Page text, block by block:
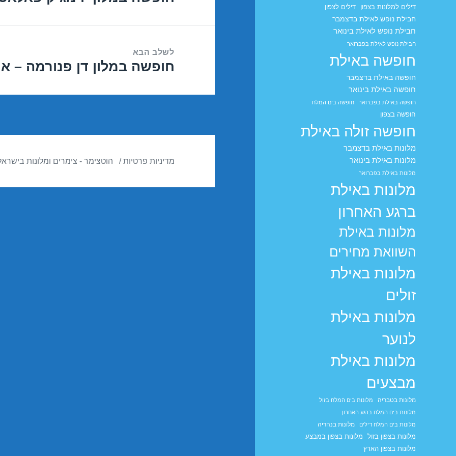
דילים למלונות בצפון דילים לצפון
חבילת נופש לאילת בדצמבר
חבילת נופש לאילת בינואר
חבילת נופש לאילת בפברואר
חופשה באילת
חופשה באילת בדצמבר
חופשה באילת בינואר
חופשה באילת בפברואר חופשה בים המלח
חופשה בצפון
חופשה זולה באילת
מלונות באילת בדצמבר
מלונות באילת בינואר
מלונות באילת בפברואר
מלונות באילת
ברגע האחרון
מלונות באילת
השוואת מחירים
מלונות באילת
זולים
מלונות באילת
לנוער
מלונות באילת
מבצעים
מלונות בטבריה
מלונות בים המלח בזול
מלונות בים המלח ברגע האחרון
מלונות בים המלח דילים
מלונות בנהריה
מלונות בצפון בזול
מלונות בצפון במבצע
מלונות בצפון הארץ
לשלב הבא
הפוסט
חופשה במלון דן פנורמה – אילת 23/
מדיניות פרטיות הוטצימר - צימרים ומלונות